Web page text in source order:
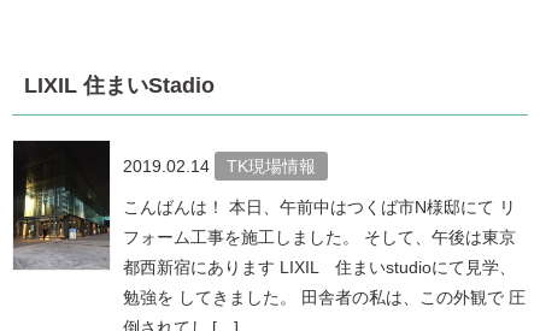
LIXIL 住まいStadio
2019.02.14 TK現場情報
こんばんは！ 本日、午前中はつくば市N様邸にて リ
フォーム工事を施工しました。 そして、午後は東京
都西新宿にあります LIXIL 住まいstudioにて見学、
勉強を してきました。 田舎者の私は、この外観で 圧